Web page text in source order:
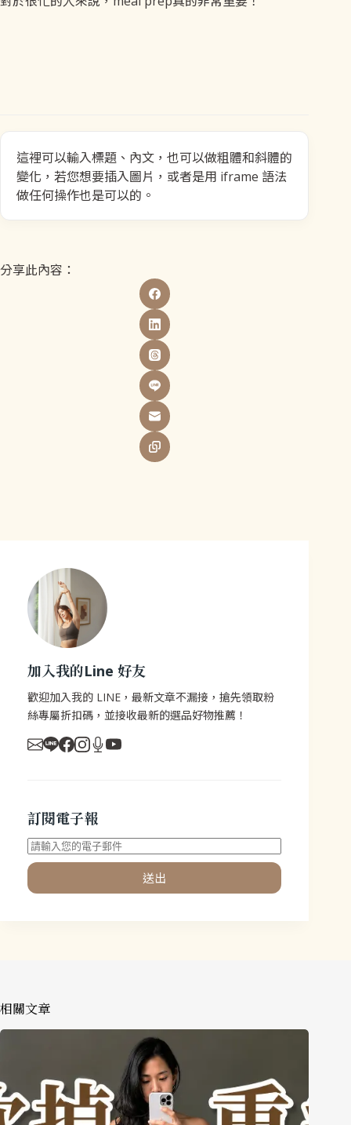
這裡可以輸入標題、內文，也可以做粗體和斜體的
變化，若您想要插入圖片，或者是用 iframe 語法
做任何操作也是可以的。
分享此內容：
加入我的Line 好友
歡迎加入我的 LINE，最新文章不漏接，搶先領取粉
絲專屬折扣碼，並接收最新的選品好物推薦！
訂閱電子報
送出
相關文章